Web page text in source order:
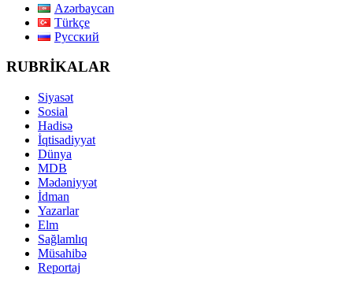
Azərbaycan
Türkçe
Русский
RUBRİKALAR
Siyasət
Sosial
Hadisə
İqtisadiyyat
Dünya
MDB
Mədəniyyət
İdman
Yazarlar
Elm
Sağlamlıq
Müsahibə
Reportaj